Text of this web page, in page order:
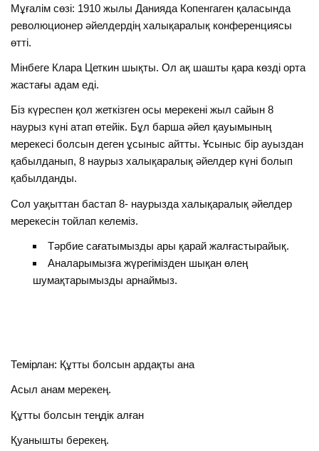
Мұғалім сөзі: 1910 жылы Данияда Копенгаген қаласында
революционер әйелдердің халықаралық конференциясы
өтті.
Мінбеге Клара Цеткин шықты. Ол ақ шашты қара көзді орта
жастағы адам еді.
Біз күреспен қол жеткізген осы мерекені жыл сайын 8
наурыз күні атап өтейік. Бұл барша әйел қауымының
мерекесі болсын деген ұсыныс айтты. Ұсыныс бір ауыздан
қабылданып, 8 наурыз халықаралық әйелдер күні болып
қабылданды.
Сол уақыттан бастап 8- наурызда халықаралық әйелдер
мерекесін тойлап келеміз.
Тәрбие сағатымызды ары қарай жалғастырайық.
Аналарымызға жүрегімізден шықан өлең
шумақтарымызды арнаймыз.
Темірлан: Құтты болсын ардақты ана
Асыл анам мерекең.
Құтты болсын теңдік алған
Қуанышты берекең.